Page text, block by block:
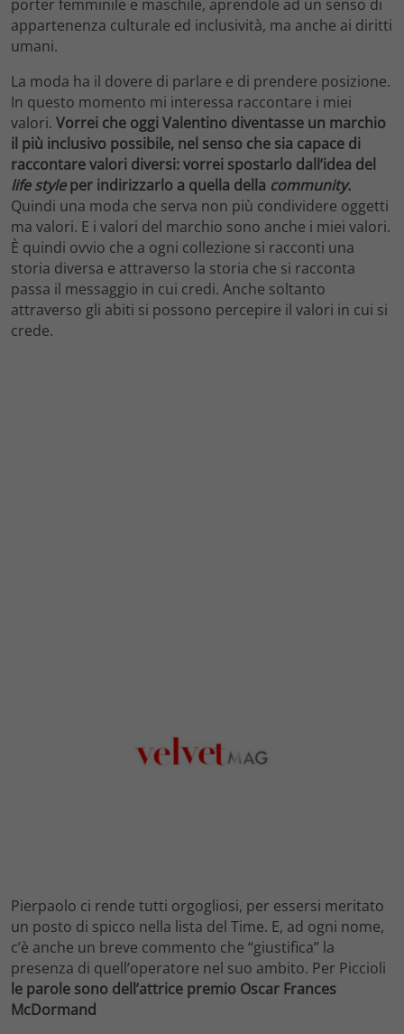
porter femminile e maschile, aprendole ad un senso di
appartenenza culturale ed inclusività, ma anche ai diritti
umani.
La moda ha il dovere di parlare e di prendere posizione.
In questo momento mi interessa raccontare i miei
valori. Vorrei che oggi Valentino diventasse un marchio
il più inclusivo possibile, nel senso che sia capace di
raccontare valori diversi: vorrei spostarlo dall’idea del
life styleper indirizzarlo a quella della community.
Quindi una moda che serva non più condividere oggetti
ma valori. E i valori del marchio sono anche i miei valori.
È quindi ovvio che a ogni collezione si racconti una
storia diversa e attraverso la storia che si racconta
passa il messaggio in cui credi. Anche soltanto
attraverso gli abiti si possono percepire il valori in cui si
crede.
Pierpaolo ci rende tutti orgogliosi, per essersi meritato
un posto di spicco nella lista del Time. E, ad ogni nome,
c’è anche un breve commento che “giustifica” la
presenza di quell’operatore nel suo ambito. Per Piccioli
le parole sono dell’attrice premio Oscar Frances
McDormand